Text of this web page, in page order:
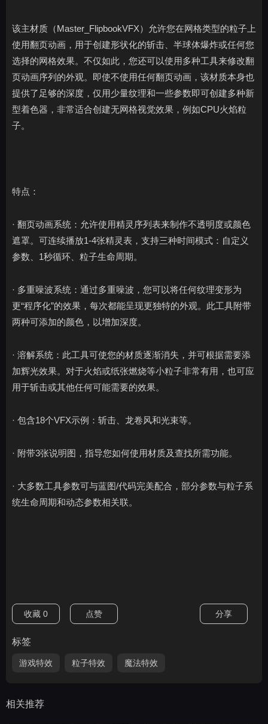
该主材质（Master_FlipbookVFX）允许您在网格类型的粒子上
使用翻页动画，用于创建形状化的斩击、半球体爆炸或任何您
选择的网格效果。不仅如此，您还可以使用多种工具来修改翻
页动画序列的外观。即使不使用任何翻页动画，该材质本身也
提供了足够的深度，仅用少量纹理和一些参数即可创建多种新
型着色器，非常适合创建无网格视觉效果，例如CPU火焰粒
子。
特点：
· 翻页动画系统：允许使用精灵序列表来制作不透明度或颜色
遮罩。可连续播放1-4张精灵表，支持三种时间模式：自定义
参数、1秒循环、粒子生命周期。
· 多重噪波系统：通过多重噪波，您可以将任何纹理变形为
更“程序化”的效果，每次都能呈现更独特的外观。此工具附带
两种可添加的颜色，以增加深度。
· 溶解系统：此工具可使您的材质逐渐消失，并可根据需要添
加辉光效果。对于火焰或纸张燃烧等小粒子非常有用，也可应
用于斩击或其他任何可能需要的效果。
· 包含18个VFX示例：斩击、龙卷风和光束等。
· 附带3张说明图，指导您如何使用材质及查找所需功能。
· 大多数工具参数可与蓝图/代码完美配合，部分参数与粒子系
统生命周期和动态参数相关联。
收藏 0 点赞 分享
标签
游戏特效 粒子特效 魔法特效
相关推荐